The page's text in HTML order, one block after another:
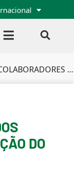
DE INTEGRAÇÃO DO IDOSO – 2025
DO